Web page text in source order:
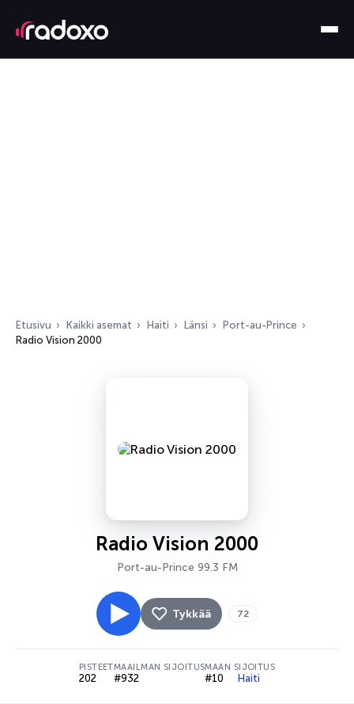
Etusivu Kaikki asemat Haiti Länsi
Port-au-Prince
Radio Vision 2000
Radio Vision 2000
Port-au-Prince 99.3 FM
Tykkää 72
PISTEET
202
MAAILMAN SIJOITUS
#932
MAAN SIJOITUS
#10 Haiti